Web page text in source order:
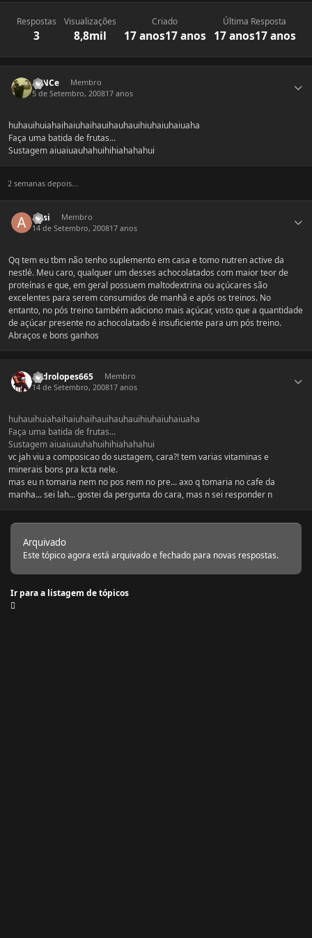
Respostas
3
Visualizações
8,8mil
Criado
17 anos17 anos
Última Resposta
17 anos17 anos
LaNCe
Membro
5 de Setembro, 200817 anos
huhauihuiahaihaiuhaihauihauhauihiuhaiuhaiuaha
Faça uma batida de frutas...
Sustagem aiuaiuauhahuihihiahahahui
2 semanas depois...
Apsi
Membro
14 de Setembro, 200817 anos
Qq tem eu tbm não tenho suplemento em casa e tomo nutren active da
nestlé. Meu caro, qualquer um desses achocolatados com maior teor de
proteínas e que, em geral possuem maltodextrina ou açúcares são
excelentes para serem consumidos de manhã e após os treinos. No
entanto, no pós treino também adiciono mais açúcar, visto que a quantidade
de açúcar presente no achocolatado é insuficiente para um pós treino.
Abraços e bons ganhos
pedrolopes665
Membro
14 de Setembro, 200817 anos
huhauihuiahaihaiuhaihauihauhauihiuhaiuhaiuaha
Faça uma batida de frutas...
Sustagem aiuaiuauhahuihihiahahahui
vc jah viu a composicao do sustagem, cara?! tem varias vitaminas e
minerais bons pra kcta nele.
mas eu n tomaria nem no pos nem no pre... axo q tomaria no cafe da
manha... sei lah... gostei da pergunta do cara, mas n sei responder n
Arquivado
Este tópico agora está arquivado e fechado para novas respostas.
Ir para a listagem de tópicos